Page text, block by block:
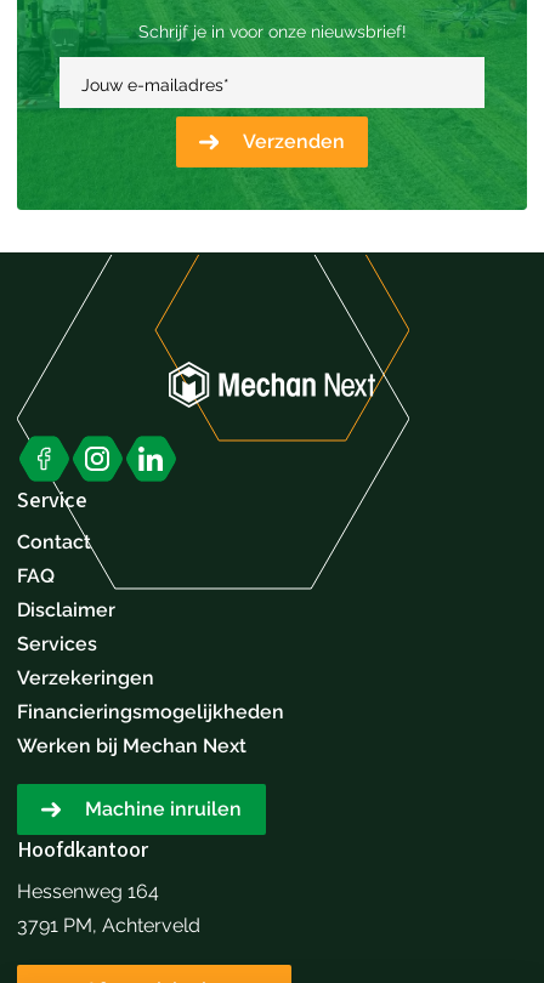
Schrijf je in voor onze nieuwsbrief!
Jouw e-mailadres*
Verzenden
Service
Contact
FAQ
Disclaimer
Services
Verzekeringen
Financieringsmogelijkheden
Werken bij Mechan Next
Machine inruilen
Hoofdkantoor
Hessenweg 164
3791 PM, Achterveld